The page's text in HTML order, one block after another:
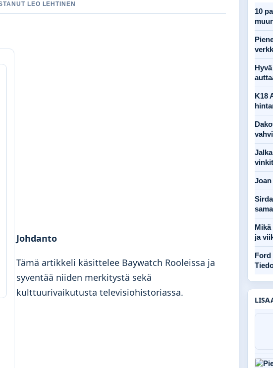
LEO LEHTINEN
Johdanto
Tämä artikkeli käsittelee Baywatch Rooleissa ja
syventää niiden merkitystä sekä
kulttuurivaikutusta televisiohistoriassa.
10
K18
Joan
ja
Ford